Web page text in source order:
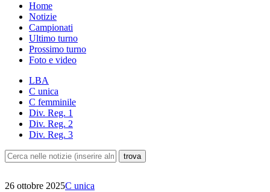
Home
Notizie
Campionati
Ultimo turno
Prossimo turno
Foto e video
LBA
C unica
C femminile
Div. Reg. 1
Div. Reg. 2
Div. Reg. 3
26 ottobre 2025C unica